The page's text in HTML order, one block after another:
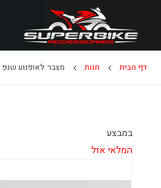
דף הבית חנות מצבר לאופנוע שנפ YT7B-4 – 7A 12V
במבצע
המלאי אזל